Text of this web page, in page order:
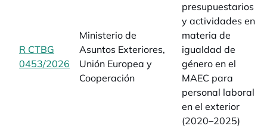
R CTBG
0453/2026 opens in a new tab
Ministerio de
Asuntos Exteriores,
Unión Europea y
Cooperación
presupuestarios
y actividades en
materia de
igualdad de
género en el
MAEC para
personal laboral
en el exterior
(2020–2025)